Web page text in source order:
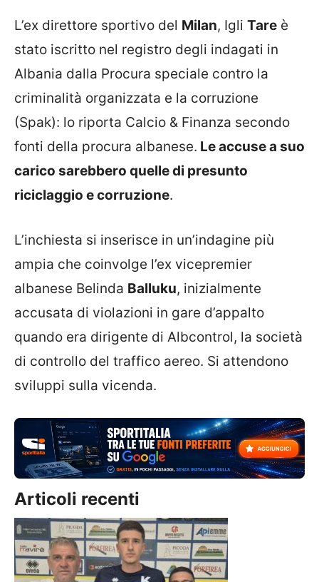
L’ex direttore sportivo del Milan, Igli Tare è
stato iscritto nel registro degli indagati in
Albania dalla Procura speciale contro la
criminalità organizzata e la corruzione
(Spak): lo riporta Calcio & Finanza secondo
fonti della procura albanese. Le accuse a suo
carico sarebbero quelle di presunto
riciclaggio e corruzione.
L’inchiesta si inserisce in un’indagine più
ampia che coinvolge l’ex vicepremier
albanese Belinda Balluku, inizialmente
accusata di violazioni in gare d’appalto
quando era dirigente di Albcontrol, la società
di controllo del traffico aereo. Si attendono
sviluppi sulla vicenda.
Articoli recenti